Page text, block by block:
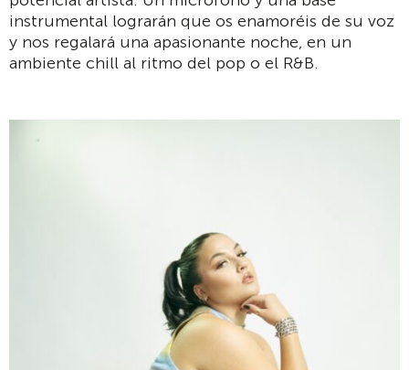
instrumental lograrán que os enamoréis de su voz
y nos regalará una apasionante noche, en un
ambiente chill al ritmo del pop o el R&B.